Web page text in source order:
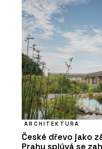
ARCHITEKTURA
České dřevo jako
Prahy splývá se